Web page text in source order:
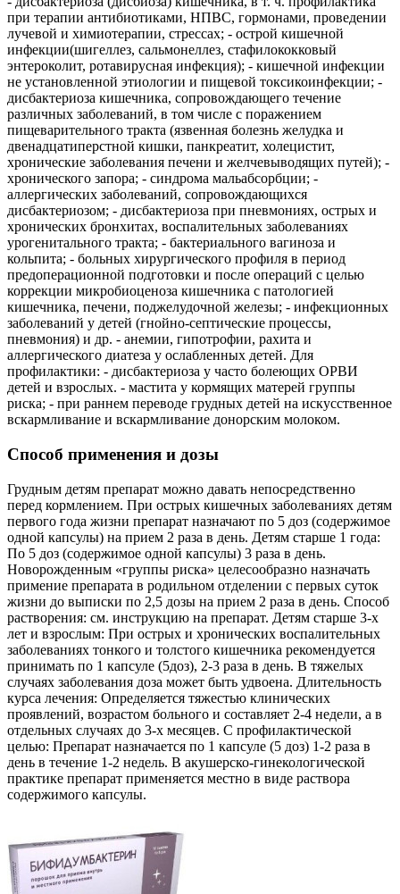
при терапии антибиотиками, НПВС, гормонами, проведении
лучевой и химиотерапии, стрессах; - острой кишечной
инфекции(шигеллез, сальмонеллез, стафилококковый
энтероколит, ротавирусная инфекция); - кишечной инфекции
не установленной этиологии и пищевой токсикоинфекции; -
дисбактериоза кишечника, сопровождающего течение
различных заболеваний, в том числе с поражением
пищеварительного тракта (язвенная болезнь желудка и
двенадцатиперстной кишки, панкреатит, холецистит,
хронические заболевания печени и желчевыводящих путей); -
хронического запора; - синдрома мальабсорбции; -
аллергических заболеваний, сопровождающихся
дисбактериозом; - дисбактериоза при пневмониях, острых и
хронических бронхитах, воспалительных заболеваниях
урогенитального тракта; - бактериального вагиноза и
кольпита; - больных хирургического профиля в период
предоперационной подготовки и после операций с целью
коррекции микробиоценоза кишечника с патологией
кишечника, печени, поджелудочной железы; - инфекционных
заболеваний у детей (гнойно-септические процессы,
пневмония) и др. - анемии, гипотрофии, рахита и
аллергического диатеза у ослабленных детей. Для
профилактики: - дисбактериоза у часто болеющих ОРВИ
детей и взрослых. - мастита у кормящих матерей группы
риска; - при раннем переводе грудных детей на искусственное
вскармливание и вскармливание донорским молоком.
Способ применения и дозы
Грудным детям препарат можно давать непосредственно
перед кормлением. При острых кишечных заболеваниях детям
первого года жизни препарат назначают по 5 доз (содержимое
одной капсулы) на прием 2 раза в день. Детям старше 1 года:
По 5 доз (содержимое одной капсулы) 3 раза в день.
Новорожденным «группы риска» целесообразно назначать
примение препарата в родильном отделении с первых суток
жизни до выписки по 2,5 дозы на прием 2 раза в день. Способ
растворения: см. инструкцию на препарат. Детям старше 3-х
лет и взрослым: При острых и хронических воспалительных
заболеваниях тонкого и толстого кишечника рекомендуется
принимать по 1 капсуле (5доз), 2-3 раза в день. В тяжелых
случаях заболевания доза может быть удвоена. Длительность
курса лечения: Определяется тяжестью клинических
проявлений, возрастом больного и составляет 2-4 недели, а в
отдельных случаях до 3-х месяцев. С профилактической
целью: Препарат назначается по 1 капсуле (5 доз) 1-2 раза в
день в течение 1-2 недель. В акушерско-гинекологической
практике препарат применяется местно в виде раствора
содержимого капсулы.